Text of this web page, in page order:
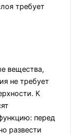
требует
вещества,
не требует
К
перед
развести